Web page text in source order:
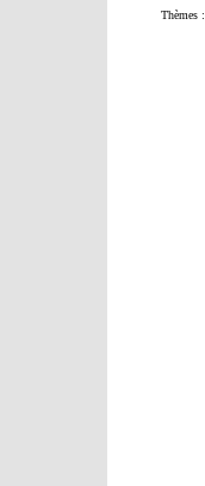
Thèmes :